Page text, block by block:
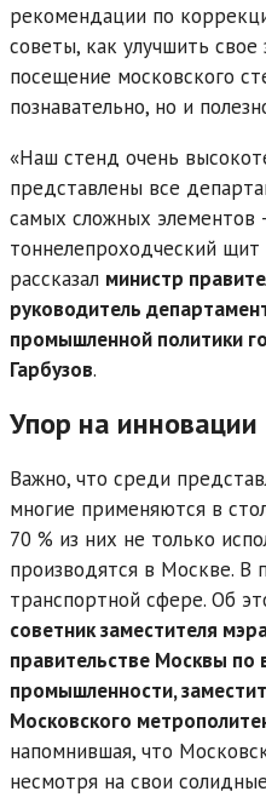
рекомендации по
советы, как улучшить свое
посещение московского
познавательно, но и
«Наш стенд очень
представлены все
самых сложных элементов
тоннелепроходческий
рассказал министр
руководитель
промышленной политики
Гарбузов.
Упор на инновации
Важно, что среди
многие применяются в
70 % из них не только
производятся в Москве. В
транспортной сфере. Об
советник заместителя
правительстве Москвы по
промышленности,
Московского
напомнившая, что
несмотря на свои